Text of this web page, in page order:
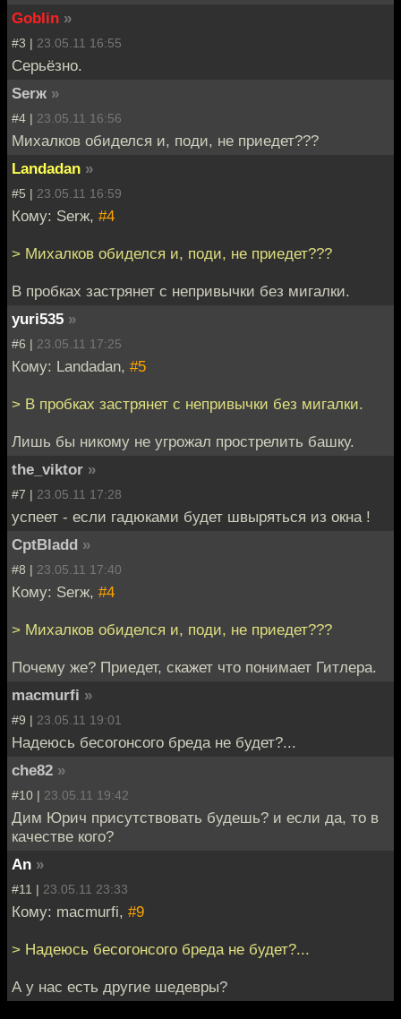
Goblin »
#3 | 23.05.11 16:55
Серьёзно.
Serж »
#4 | 23.05.11 16:56
Михалков обиделся и, поди, не приедет???
Landadan »
#5 | 23.05.11 16:59
Кому: Serж, #4
> Михалков обиделся и, поди, не приедет???
В пробках застрянет с непривычки без мигалки.
yuri535 »
#6 | 23.05.11 17:25
Кому: Landadan, #5
> В пробках застрянет с непривычки без мигалки.
Лишь бы никому не угрожал прострелить башку.
the_viktor »
#7 | 23.05.11 17:28
успеет - если гадюками будет швыряться из окна !
CptBladd »
#8 | 23.05.11 17:40
Кому: Serж, #4
> Михалков обиделся и, поди, не приедет???
Почему же? Приедет, скажет что понимает Гитлера.
macmurfi »
#9 | 23.05.11 19:01
Надеюсь бесогонсого бреда не будет?...
che82 »
#10 | 23.05.11 19:42
Дим Юрич присутствовать будешь? и если да, то в
качестве кого?
An »
#11 | 23.05.11 23:33
Кому: macmurfi, #9
> Надеюсь бесогонсого бреда не будет?...
А у нас есть другие шедевры?